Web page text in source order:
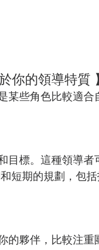
你的領導特質
某些角色比較適合
目標。這種領導
短期的規劃，包
的夥伴，比較注重